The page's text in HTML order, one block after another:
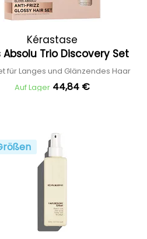
Kérastase
Absolu Trio Discovery Set
für Langes und Glänzendes Haar
Auf Lager 44,84 €